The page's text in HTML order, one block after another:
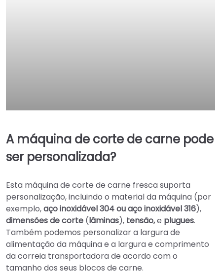
A máquina de corte de carne pode
ser personalizada?
Esta máquina de corte de carne fresca suporta
personalização, incluindo o material da máquina (por
exemplo,aço inoxidável 304 ou aço inoxidável 316),
dimensões de corte (lâminas), tensão,e plugues.
Também podemos personalizar a largura de
alimentação da máquina e a largura e comprimento
da correia transportadora de acordo com o
tamanho dos seus blocos de carne.